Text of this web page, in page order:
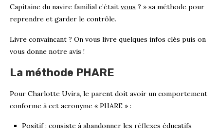
Capitaine du navire familial c’était vous ? » sa méthode pour
reprendre et garder le contrôle.
Livre convaincant ? On vous livre quelques infos clés puis on
vous donne notre avis !
La méthode PHARE
Pour Charlotte Uvira, le parent doit avoir un comportement
conforme à cet acronyme « PHARE » :
Positif : consiste à abandonner les réflexes éducatifs